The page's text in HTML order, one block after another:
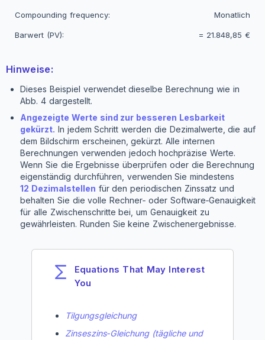
Compounding frequency: Monatlich
Barwert (PV): = 21.848,85 €
Hinweise:
Dieses Beispiel verwendet dieselbe Berechnung wie in
Abb. 4 dargestellt.
Angezeigte Werte sind zur besseren Lesbarkeit
gekürzt. In jedem Schritt werden die Dezimalwerte, die auf
dem Bildschirm erscheinen, gekürzt. Alle internen
Berechnungen verwenden jedoch hochpräzise Werte.
Wenn Sie die Ergebnisse überprüfen oder die Berechnung
eigenständig durchführen, verwenden Sie mindestens
12 Dezimalstellen für den periodischen Zinssatz und
behalten Sie die volle Rechner‑ oder Software‑Genauigkeit
für alle Zwischenschritte bei, um Genauigkeit zu
gewährleisten. Runden Sie keine Zwischenergebnisse.
Equations That May Interest
You
Tilgungsgleichung
Zinseszins‑Gleichung (tägliche und